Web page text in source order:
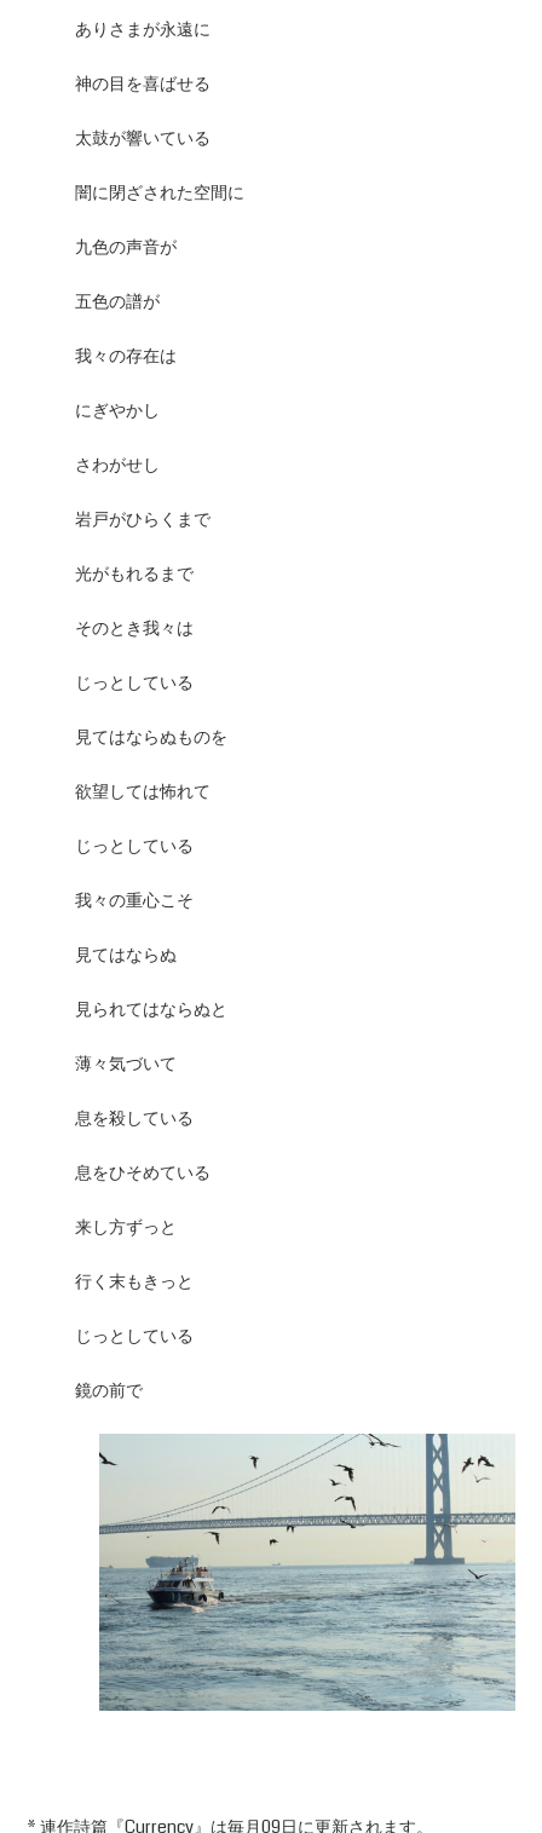
ありさまが永遠に
神の目を喜ばせる
太鼓が響いている
闇に閉ざされた空間に
九色の声音が
五色の譜が
我々の存在は
にぎやかし
さわがせし
岩戸がひらくまで
光がもれるまで
そのとき我々は
じっとしている
見てはならぬものを
欲望しては怖れて
じっとしている
我々の重心こそ
見てはならぬ
見られてはならぬと
薄々気づいて
息を殺している
息をひそめている
来し方ずっと
行く末もきっと
じっとしている
鏡の前で
* 連作詩篇『Currency』は毎月09日に更新されます。